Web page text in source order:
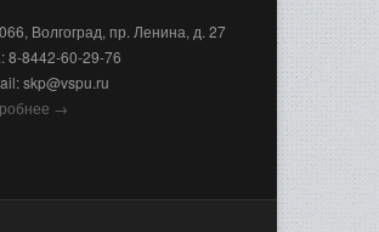
Волгоград, пр. Ленина, д. 27
8-8442-60-29-76
skp@vspu.ru
→